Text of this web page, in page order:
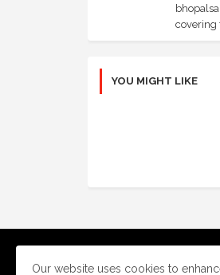
covering
YOU MIGHT LIKE
Our website uses cookies to